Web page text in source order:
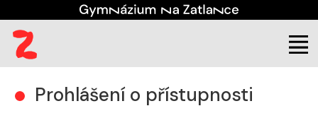
Úřední deska Prohlášení o přístupnosti(aktuální)
Prohlášení o přístupnosti